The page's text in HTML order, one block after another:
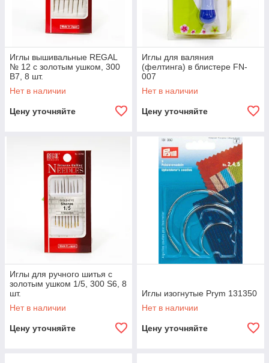
Иглы вышивальные REGAL
№ 12 с золотым ушком, 300
B7, 8 шт.
Нет в наличии
Цену уточняйте
Иглы для валяния
(фелтинга) в блистере FN-
007
Нет в наличии
Цену уточняйте
Иглы для ручного шитья с
золотым ушком 1/5, 300 S6, 8
шт.
Нет в наличии
Цену уточняйте
Иглы изогнутые Prym 131350
Нет в наличии
Цену уточняйте